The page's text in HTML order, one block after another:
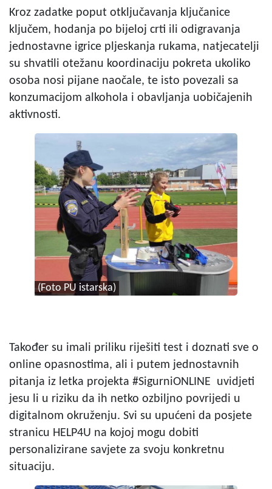
Kroz zadatke poput otključavanja ključanice
ključem, hodanja po bijeloj crti ili odigravanja
jednostavne igrice pljeskanja rukama, natjecatelji
su shvatili otežanu koordinaciju pokreta ukoliko
osoba nosi pijane naočale, te isto povezali sa
konzumacijom alkohola i obavljanja uobičajenih
aktivnosti.
(Foto PU istarska)
Također su imali priliku riješiti test i doznati sve o
online opasnostima, ali i putem jednostavnih
pitanja iz letka projekta #SigurniONLINE uvidjeti
jesu li u riziku da ih netko ozbiljno povrijedi u
digitalnom okruženju. Svi su upućeni da posjete
stranicu HELP4U na kojoj mogu dobiti
personalizirane savjete za svoju konkretnu
situaciju.